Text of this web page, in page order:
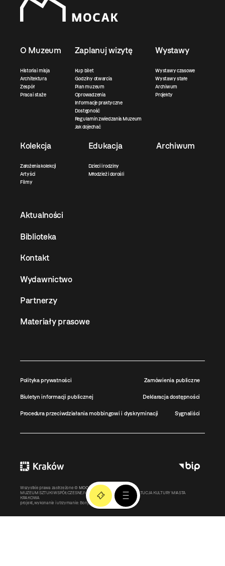
O Muzeum
Historia i misja
Architektura
Zespół
Praca i staże
Zaplanuj wizytę
Kup bilet
Godziny otwarcia
Plan muzeum
Oprowadzenia
Informacje praktyczne
Dostępność
Regulamin zwiedzania Muzeum
Jak dojechać
Wystawy
Wystawy czasowe
Wystawy stałe
Archiwum
Projekty
Kolekcja
Założenia kolekcji
Artyści
Filmy
Edukacja
Dzieci i rodziny
Młodzież i dorośli
Archiwum
Aktualności
Biblioteka
Kontakt
Wydawnictwo
Partnerzy
Materiały prasowe
Polityka prywatności Zamówienia publiczne
Biuletyn informacji publicznej Deklaracja dostępności
Procedura przeciwdziałania mobbingowi i dyskryminacji Sygnaliści
Wszystkie prawa zastrzeżone © MOCAK2011-2026
MUZEUM SZTUKI WSPÓŁCZESNEJ W KRAKOWIE MOCAK – INSTYTUCJA KULTURY MIASTA
KRAKOWA
projekt, wykonanie i utrzymanie: Bonjour.pl